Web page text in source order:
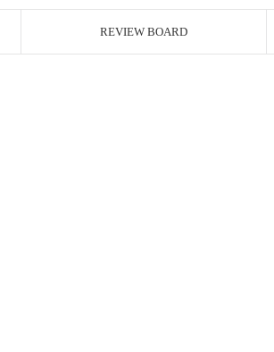
REVIEW BOARD